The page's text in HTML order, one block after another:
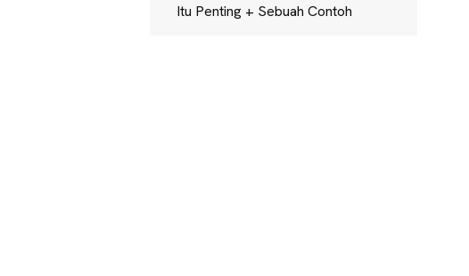
Itu Penting + Sebuah Contoh